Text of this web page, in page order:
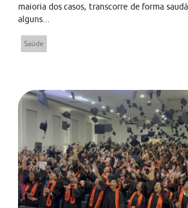
maioria dos casos, transcorre de forma
alguns...
Saúde